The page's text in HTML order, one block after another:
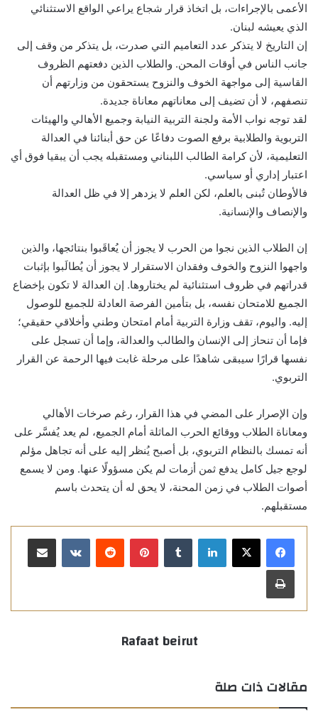
الأعمى بالإجراءات، بل اتخاذ قرار شجاع يراعي الواقع الاستثنائي
الذي يعيشه لبنان.
إن التاريخ لا يتذكر عدد التعاميم التي صدرت، بل يتذكر من وقف إلى
جانب الناس في أوقات المحن. والطلاب الذين دفعتهم الظروف
القاسية إلى مواجهة الخوف والنزوح يستحقون من وزارتهم أن
تنصفهم، لا أن تضيف إلى معاناتهم معاناة جديدة.
لقد توجه نواب الأمة ولجنة التربية النيابة وجميع الأهالي والهيئات
التربوية والطلابية برفع الصوت دفاعًا عن حق أبنائنا في العدالة
التعليمية، لأن كرامة الطالب اللبناني ومستقبله يجب أن يبقيا فوق أي
اعتبار إداري أو سياسي.
فالأوطان تُبنى بالعلم، لكن العلم لا يزدهر إلا في ظل العدالة
والإنصاف والإنسانية.
إن الطلاب الذين نجوا من الحرب لا يجوز أن يُعاقَبوا بنتائجها، والذين
واجهوا النزوح والخوف وفقدان الاستقرار لا يجوز أن يُطالَبوا بإثبات
قدراتهم في ظروف استثنائية لم يختاروها. إن العدالة لا تكون بإخضاع
الجميع للامتحان نفسه، بل بتأمين الفرصة العادلة للجميع للوصول
إليه. واليوم، تقف وزارة التربية أمام امتحان وطني وأخلاقي حقيقي؛
فإما أن تنحاز إلى الإنسان والطالب والعدالة، وإما أن تسجل على
نفسها قرارًا سيبقى شاهدًا على مرحلة غابت فيها الرحمة عن القرار
التربوي.
وإن الإصرار على المضي في هذا القرار، رغم صرخات الأهالي
ومعاناة الطلاب ووقائع الحرب الماثلة أمام الجميع، لم يعد يُفسَّر على
أنه تمسك بالنظام التربوي، بل أصبح يُنظر إليه على أنه تجاهل مؤلم
لوجع جيل كامل يدفع ثمن أزمات لم يكن مسؤولًا عنها. ومن لا يسمع
أصوات الطلاب في زمن المحنة، لا يحق له أن يتحدث باسم
مستقبلهم.
لينكدإن بينتيريست مشاركة عبر البريد
طباعة
Rafaat beirut
مقالات ذات صلة